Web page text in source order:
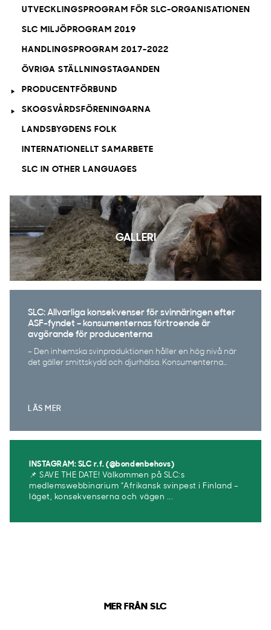
UTVECKLINGSPROGRAM FÖR SLC-ORGANISATIONEN
SLC MILJÖPROGRAM 2019
HANDLINGSPROGRAM 2017-2022
ÖVRIGA STÄLLNINGSTAGANDEN
PRODUCENTFÖRBUND
SKOGSVÅRDSFÖRENINGARNA
LANDSBYGDENS FOLK
INTERNATIONELLT SAMARBETE
SLC IN OTHER LANGUAGES
GALLERI
SLC: Allvarliga konsekvenser för svinnäringen efter
ASF-fyndet – konsumenternas förtroende är
avgörande för producenterna
– Den inhemska svinproduktionen håller en hög nivå när
det gäller smittskydd och djurhälsa. Konsumenterna...
LÄS MER
INSTAGRAM: SLC r.f. (@bondenbehovs)
📌 SAVE THE DATE! Välkommen på SLC:s
medlemswebbinarium ”Afrikansk svinpest i Finland –
läget, konsekvenserna och vägen ...
MER FRÅN SLC